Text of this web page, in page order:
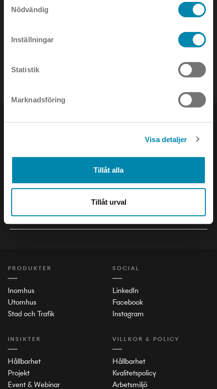
Nödvändig
Inställningar
Statistik
Marknadsföring
Visa detaljer
Tillåt alla
Tillåt urval
KONTAKTA OSS
info@annell.se
tel:08-442 90 00
NYHETSBREV
Håll dig uppdaterad om det senaste inom ljusets värld!
PRODUKTER
Inomhus
Utomhus
Stad och Trafik
INSIKTER
Hållbarhet
Projekt
Event & Webinar
SOCIAL
LinkedIn
Facebook
Instagram
VILLKOR & POLICY
Hållbarhet
Kvalitetspolicy
Arbetsmiljö